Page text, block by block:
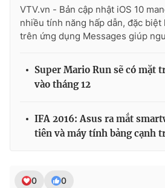
Theo dõi báo trên
Cơ quan chủ quản:Đài Truyền hình
Cơ quan báo chí:Thời báo VTV
cấp ngày 29/12/2023
Tổng Biên tập:Vũ Thanh Thủy
Tổng đài VTV: 024.38 355 931 -
VTV.vn - Bản cập nhật iOS 10
nhiều tính năng hấp dẫn, đặc biệt
trên ứng dụng Messages giúp
Super Mario Run sẽ có mặt
vào tháng 12
IFA 2016: Asus ra mắt
tiên và máy tính bảng cạnh
0 0